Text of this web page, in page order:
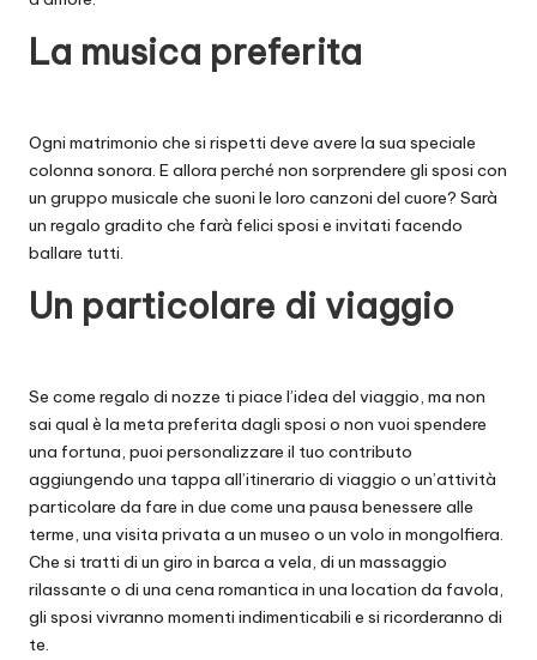
La musica preferita
Ogni matrimonio che si rispetti deve avere la sua speciale
colonna sonora. E allora perché non sorprendere gli sposi con
un gruppo musicale che suoni le loro canzoni del cuore? Sarà
un regalo gradito che farà felici sposi e invitati facendo
ballare tutti.
Un particolare di viaggio
Se come regalo di nozze ti piace l’idea del viaggio, ma non
sai qual è la meta preferita dagli sposi o non vuoi spendere
una fortuna, puoi personalizzare il tuo contributo
aggiungendo una tappa all’itinerario di viaggio o un’attività
particolare da fare in due come una pausa benessere alle
terme, una visita privata a un museo o un volo in mongolfiera.
Che si tratti di un giro in barca a vela, di un massaggio
rilassante o di una cena romantica in una location da favola,
gli sposi vivranno momenti indimenticabili e si ricorderanno di
te.